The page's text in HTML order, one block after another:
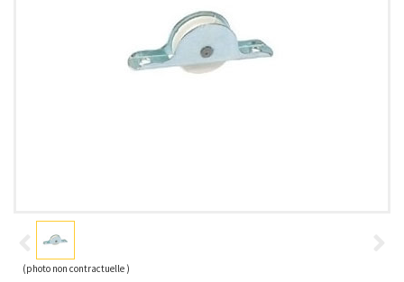
(photo non contractuelle )